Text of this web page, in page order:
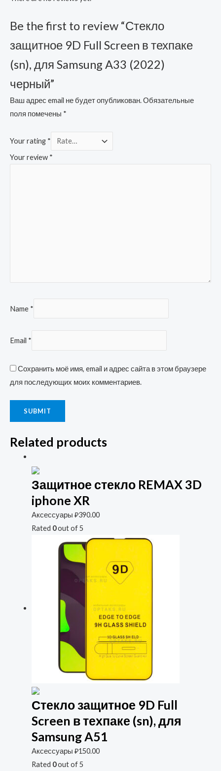
черный
Be the first to review “Стекло
защитное 9D Full Screen в техпаке
(sn), для Samsung A33 (2022)
черный”
Ваш адрес email не будет опубликован.Обязательные
поля помечены *
Your rating *
Your review *
Name *
Email *
Сохранить моё имя, email и адрес сайта в этом браузере
для последующих моих комментариев.
Related products
Защитное стекло REMAX 3D
iphone XR
Аксессуары ₽390.00
Rated 0out of 5
Стекло защитное 9D Full
Screen в техпаке (sn), для
Samsung A51
Аксессуары ₽150.00
Rated 0out of 5